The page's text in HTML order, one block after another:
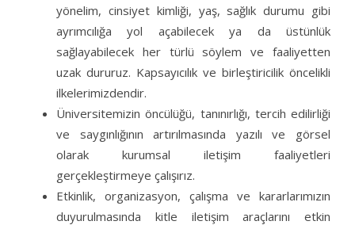
yönelim, cinsiyet kimliği, yaş, sağlık durumu gibi
ayrımcılığa yol açabilecek ya da üstünlük
sağlayabilecek her türlü söylem ve faaliyetten
uzak dururuz. Kapsayıcılık ve birleştiricilik öncelikli
ilkelerimizdendir.
Üniversitemizin öncülüğü, tanınırlığı, tercih edilirliği
ve saygınlığının artırılmasında yazılı ve görsel
olarak kurumsal iletişim faaliyetleri
gerçekleştirmeye çalışırız.
Etkinlik, organizasyon, çalışma ve kararlarımızın
duyurulmasında kitle iletişim araçlarını etkin